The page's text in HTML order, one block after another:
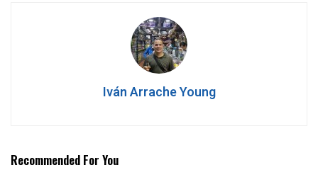
Iván Arrache Young
Recommended For You